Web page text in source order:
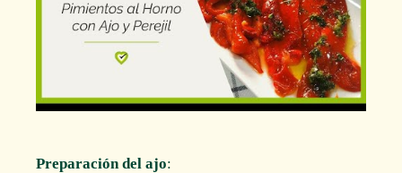
Preparación del ajo: